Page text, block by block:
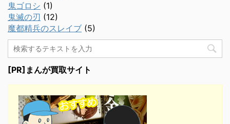
鬼ゴロシ (1)
鬼滅の刃 (12)
魔都精兵のスレイブ (5)
[PR]まんが買取サイト